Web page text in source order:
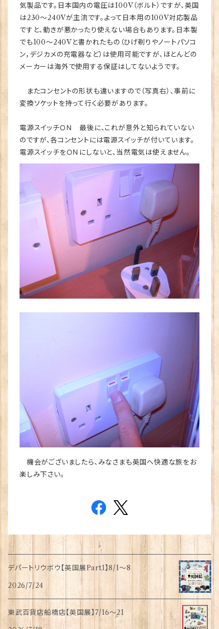
気製品です。日本国内の電圧は100V（ボルト）ですが、英国
は230～240Vが主流です。よって日本用の100V対応製品
ですと、動きが悪かったり使えない場合もあります。日本製
でも100～240Vと書かれたもの（ひげ剃りやノートパソコ
ン，デジカメの充電器など）は使用可能ですが、ほとんどの
メーカーは海外で使用する保証はしてないようです。
またコンセントの形状も違いますので（写真右）、事前に
変換ソケットを持って行く必要があります。
電源スイッチＯＮ 最後に、これが意外と知られていない
のですが、各コンセントには電源スイッチが付いています。
電源スイッチをＯＮにしないと、当然電気は使えません。
機会がございましたら、みなさまも英国へ快適な旅をお
楽しみ下さい。
デパートリウボウ【英国展Part1】8/1〜8
2026/7/24
東武百貨店船橋店【英国展】7/16～21